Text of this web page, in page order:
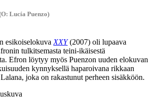
Lucía Puenzo)
esikoiselokuva XXY(2007) oli lupaava
tulkitsemasta teini-ikäisestä
Efron löytyy myös Puenzon uuden elokuvan
kynnyksellä haparoivana rikkaan
joka on rakastunut perheen sisäkköön.